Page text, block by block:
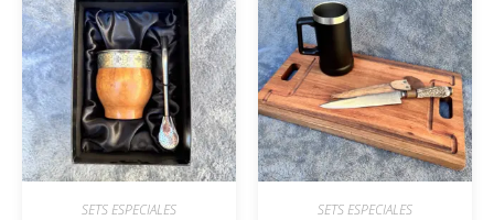
SETS ESPECIALES SETS ESPECIALES